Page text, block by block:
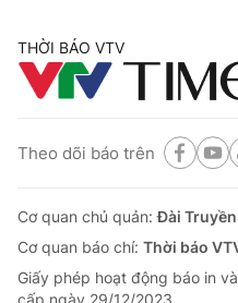
THỜI BÁO VTV
Theo dõi báo trên
Cơ quan chủ quản:Đài
Cơ quan báo chí: Thời báo
Giấy phép hoạt động báo in
cấp ngày 29/12/2023